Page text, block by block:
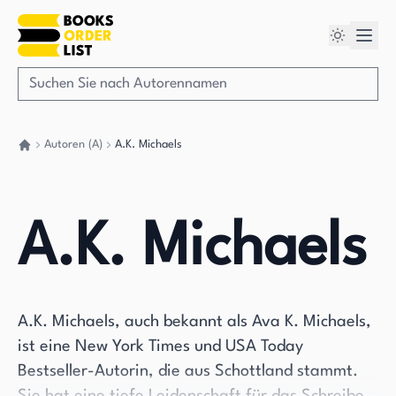
Autoren (A) A.K. Michaels
A.K. Michaels
A.K. Michaels, auch bekannt als Ava K. Michaels,
ist eine New York Times und USA Today
Bestseller-Autorin, die aus Schottland stammt.